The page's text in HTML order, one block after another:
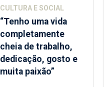
CULTURA E SOCIAL
“Tenho uma vida
completamente
cheia de trabalho,
dedicação, gosto e
muita paixão”